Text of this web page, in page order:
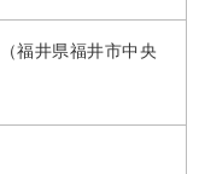
福井県福井市中央